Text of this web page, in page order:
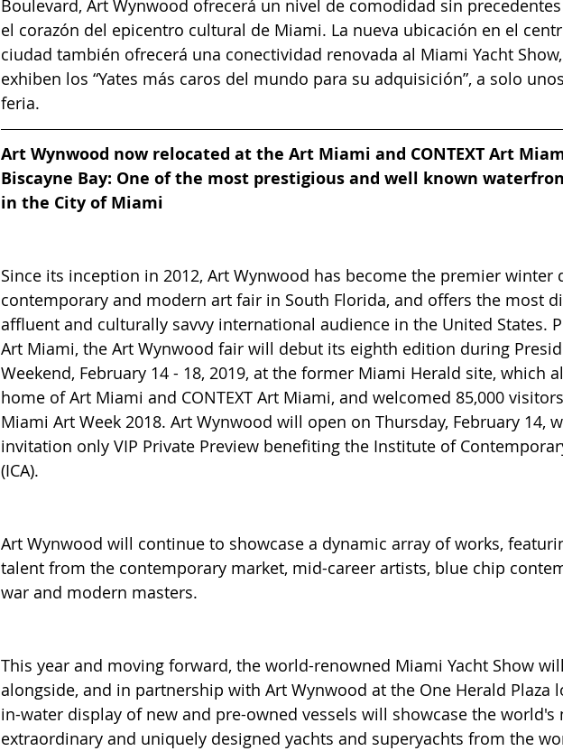
Boulevard, Art Wynwood ofrecerá un nivel de comodidad sin
el corazón del epicentro cultural de Miami. La nueva ubicación en el
ciudad también ofrecerá una conectividad renovada al Miami Yacht
exhiben los “Yates más caros del mundo para su adquisición”, a solo
feria.
Art Wynwood now relocated at the Art Miami and CONTEXT Art
Biscayne Bay: One of the most prestigious and well known
in the City of Miami
Since its inception in 2012, Art Wynwood has become the premier winter
contemporary and modern art fair in South Florida, and offers the most
affluent and culturally savvy international audience in the United States.
Art Miami, the Art Wynwood fair will debut its eighth edition during
Weekend, February 14 - 18, 2019, at the former Miami Herald site, which
home of Art Miami and CONTEXT Art Miami, and welcomed 85,000
Miami Art Week 2018. Art Wynwood will open on Thursday, February 14,
invitation only VIP Private Preview benefiting the Institute of
(ICA).
Art Wynwood will continue to showcase a dynamic array of works,
talent from the contemporary market, mid-career artists, blue chip
war and modern masters.
This year and moving forward, the world-renowned Miami Yacht Show
alongside, and in partnership with Art Wynwood at the One Herald Plaza
in-water display of new and pre-owned vessels will showcase the world's
extraordinary and uniquely designed yachts and superyachts from the